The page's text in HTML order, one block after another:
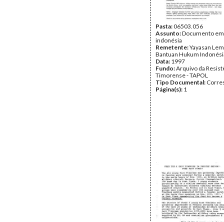
Pasta:06503.056
Assunto:Documento em
indonésia
Remetente:Yayasan
Bantuan Hukum
Data: 1997
Fundo:Arquivo da
Timorense - TAPOL
Tipo Documental:
Página(s): 1